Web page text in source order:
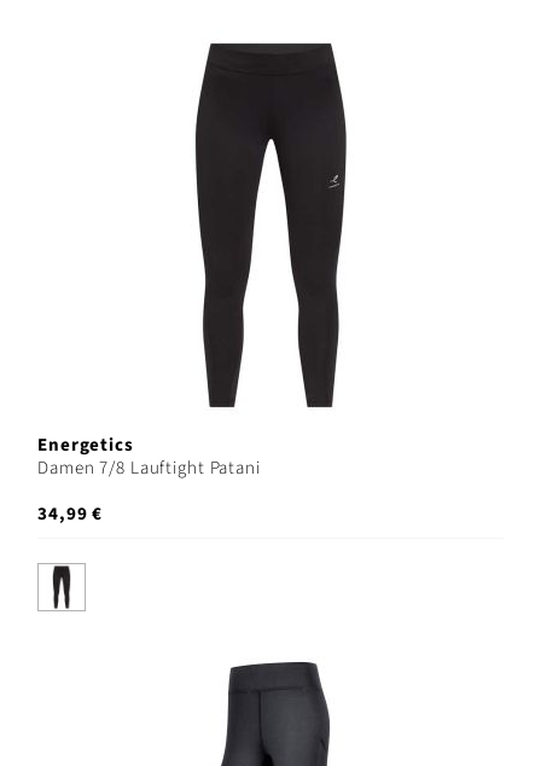
Energetics
Damen 7/8 Lauftight Patani
34,99 €